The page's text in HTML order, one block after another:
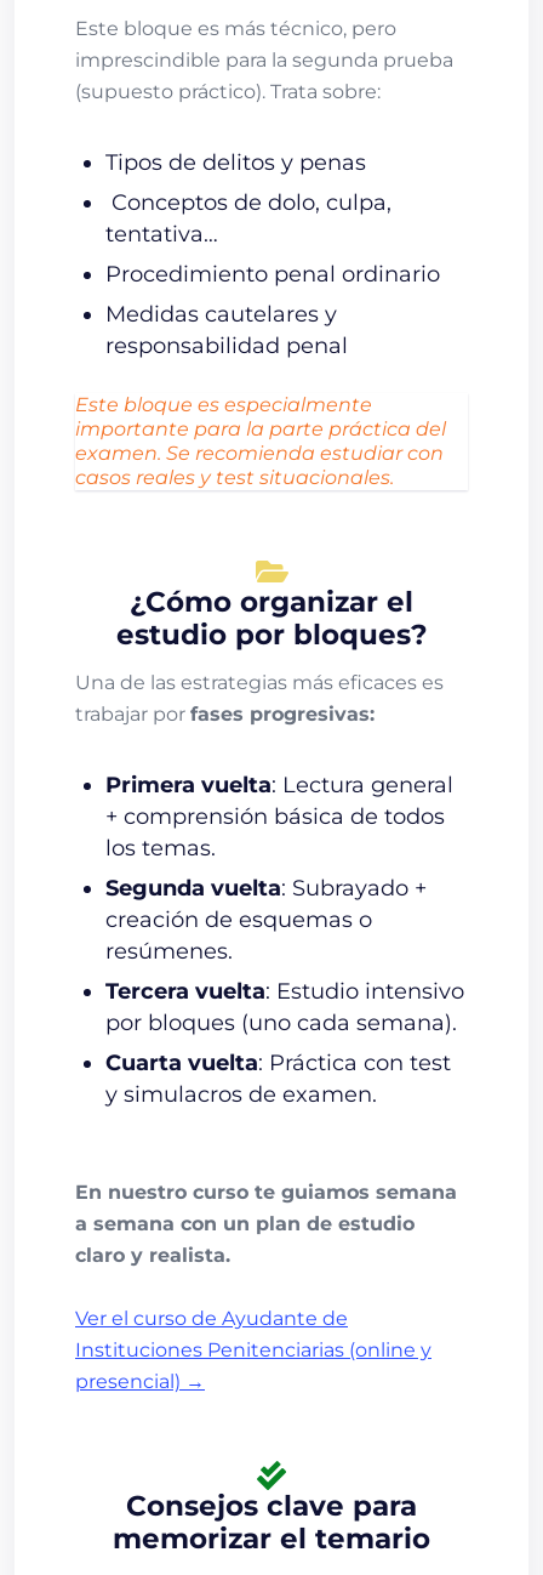
Este bloque es más técnico, pero
imprescindible para la segunda prueba
(supuesto práctico). Trata sobre:
Tipos de delitos y penas
Conceptos de dolo, culpa,
tentativa…
Procedimiento penal ordinario
Medidas cautelares y
responsabilidad penal
Este bloque es especialmente
importante para la parte práctica del
examen. Se recomienda estudiar con
casos reales y test situacionales.
¿Cómo organizar el
estudio por bloques?
Una de las estrategias más eficaces es
trabajar por fases progresivas:
Primera vuelta: Lectura general
+ comprensión básica de todos
los temas.
Segunda vuelta: Subrayado +
creación de esquemas o
resúmenes.
Tercera vuelta: Estudio intensivo
por bloques (uno cada semana).
Cuarta vuelta: Práctica con test
y simulacros de examen.
En nuestro curso te guiamos semana
a semana con un plan de estudio
claro y realista.
Ver el curso de Ayudante de
Instituciones Penitenciarias (online y
presencial) →
Consejos clave para
memorizar el temario